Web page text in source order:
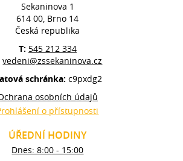
Sekaninova 1
614 00, Brno 14
Česká republika
T: 545 212 334
vedeni@zssekaninova.cz
schránka: c9pxdg2
osobních údajů
o přístupnosti
ÚŘEDNÍ HODINY
Dnes: 8:00 - 15:00